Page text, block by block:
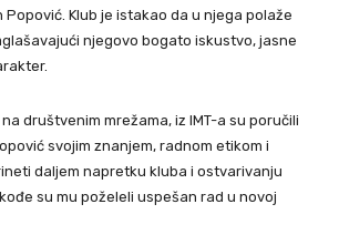
Klub je istakao da u njega polaže
njegovo bogato iskustvo, jasne
društvenim mrežama, iz IMT-a su poručili
svojim znanjem, radnom etikom i
daljem napretku kluba i ostvarivanju
su mu poželeli uspešan rad u novoj